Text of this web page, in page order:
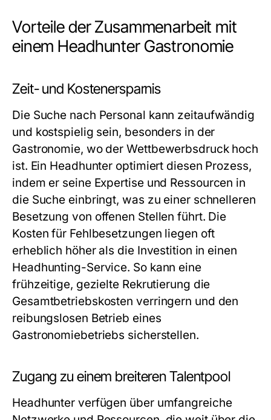
Vorteile der Zusammenarbeit mit
einem Headhunter Gastronomie
Zeit- und Kostenersparnis
Die Suche nach Personal kann zeitaufwändig
und kostspielig sein, besonders in der
Gastronomie, wo der Wettbewerbsdruck hoch
ist. Ein Headhunter optimiert diesen Prozess,
indem er seine Expertise und Ressourcen in
die Suche einbringt, was zu einer schnelleren
Besetzung von offenen Stellen führt. Die
Kosten für Fehlbesetzungen liegen oft
erheblich höher als die Investition in einen
Headhunting-Service. So kann eine
frühzeitige, gezielte Rekrutierung die
Gesamtbetriebskosten verringern und den
reibungslosen Betrieb eines
Gastronomiebetriebs sicherstellen.
Zugang zu einem breiteren Talentpool
Headhunter verfügen über umfangreiche